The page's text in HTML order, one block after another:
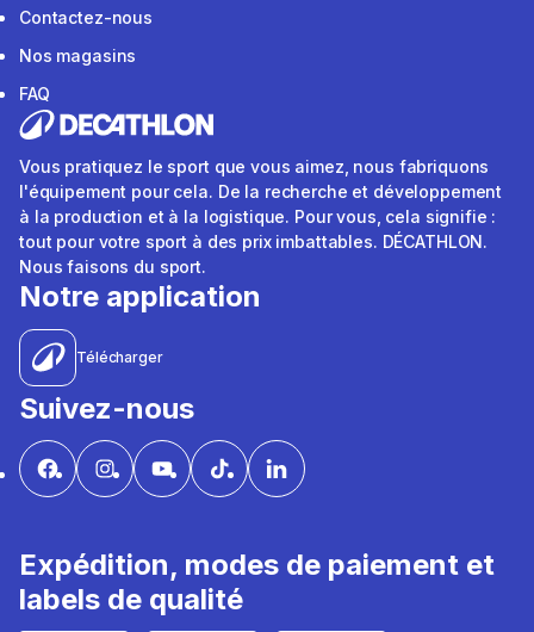
Contactez-nous
Nos magasins
FAQ
Vous pratiquez le sport que vous aimez, nous fabriquons
l'équipement pour cela. De la recherche et développement
à la production et à la logistique. Pour vous, cela signifie :
tout pour votre sport à des prix imbattables. DÉCATHLON.
Nous faisons du sport.
Notre application
Télécharger
Suivez-nous
Expédition, modes de paiement et
labels de qualité